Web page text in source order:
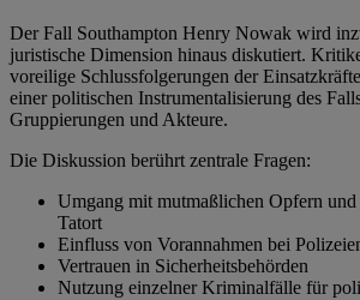
Der Fall Southampton Henry Nowak wird
juristische Dimension hinaus diskutiert.
voreilige Schlussfolgerungen der
einer politischen Instrumentalisierung des
Gruppierungen und Akteure.
Die Diskussion berührt zentrale Fragen:
Umgang mit mutmaßlichen Opfern und
Tatort
Einfluss von Vorannahmen bei
Vertrauen in Sicherheitsbehörden
Nutzung einzelner Kriminalfälle für